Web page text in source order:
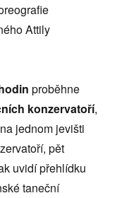
Attily
proběhne
konzervatoří,
jednom jevišti
pět
uvidí přehlídku
taneční